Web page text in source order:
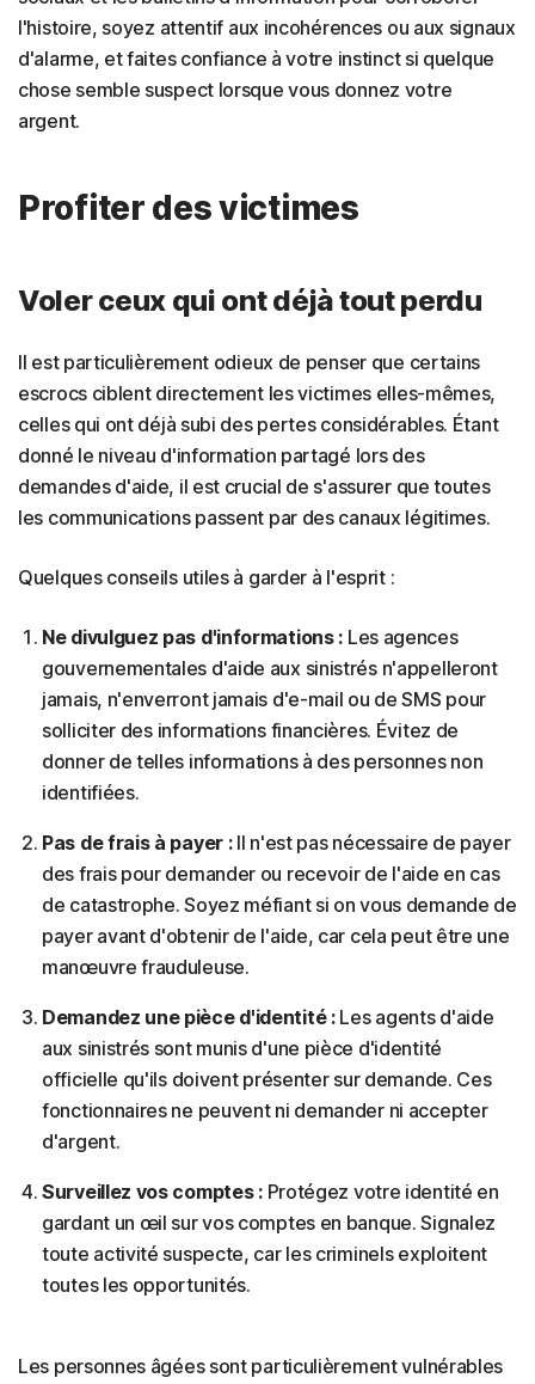
l'histoire, soyez attentif aux incohérences ou aux signaux
d'alarme, et faites confiance à votre instinct si quelque
chose semble suspect lorsque vous donnez votre
argent.
Profiter des victimes
Voler ceux qui ont déjà tout perdu
Il est particulièrement odieux de penser que certains
escrocs ciblent directement les victimes elles-mêmes,
celles qui ont déjà subi des pertes considérables. Étant
donné le niveau d'information partagé lors des
demandes d'aide, il est crucial de s'assurer que toutes
les communications passent par des canaux légitimes.
Quelques conseils utiles à garder à l'esprit :
Ne divulguez pas d'informations : Les agences
gouvernementales d'aide aux sinistrés n'appelleront
jamais, n'enverront jamais d'e-mail ou de SMS pour
solliciter des informations financières. Évitez de
donner de telles informations à des personnes non
identifiées.
Pas de frais à payer :Il n'est pas nécessaire de payer
des frais pour demander ou recevoir de l'aide en cas
de catastrophe. Soyez méfiant si on vous demande de
payer avant d'obtenir de l'aide, car cela peut être une
manœuvre frauduleuse.
Demandez une pièce d'identité :Les agents d'aide
aux sinistrés sont munis d'une pièce d'identité
officielle qu'ils doivent présenter sur demande. Ces
fonctionnaires ne peuvent ni demander ni accepter
d'argent.
Surveillez vos comptes :Protégez votre identité en
gardant un œil sur vos comptes en banque. Signalez
toute activité suspecte, car les criminels exploitent
toutes les opportunités.
Les personnes âgées sont particulièrement vulnérables